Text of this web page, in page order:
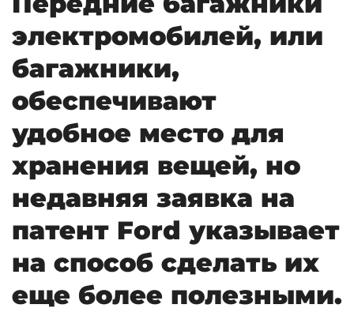
электромобилей, или
багажники,
обеспечивают
удобное место для
хранения вещей, но
недавняя заявка на
патент Ford указывает
на способ сделать их
еще более полезными.